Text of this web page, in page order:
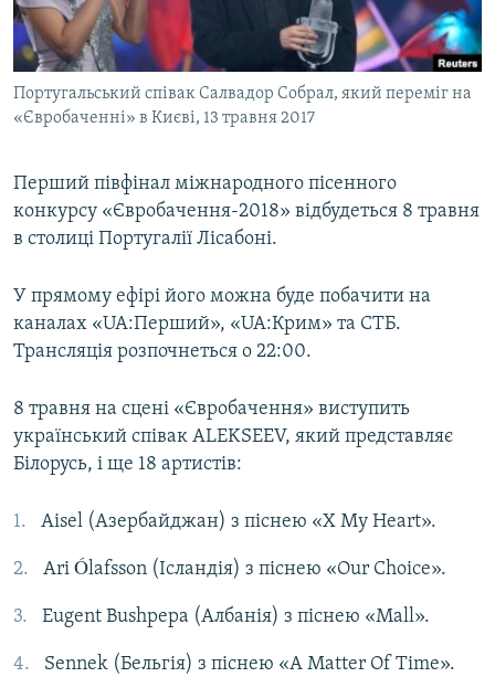
ВІДЕОУРОКИ «ELIFBE»
СВІДЧЕННЯ ОКУПАЦІЇ
УКРАЇНСЬКА ПРОБЛЕМА КРИМУ
Русский
Qırımtatar
Усі сайти RFE/RL
Португальський співак Салвадор Собрал, який переміг на
«Євробаченні» в Києві, 13 травня 2017
Перший півфінал міжнародного пісенного
конкурсу «Євробачення-2018» відбудеться 8 травня
в столиці Португалії Лісабоні.
У прямому ефірі його можна буде побачити на
каналах «UA:Перший», «UA:Крим» та СТБ.
Трансляція розпочнеться о 22:00.
8 травня на сцені «Євробачення» виступить
український співак ALEKSEEV, який представляє
Білорусь, і ще 18 артистів:
Aisel (Азербайджан) з піснею «X My Heart».
Ari Ólafsson (Ісландія) з піснею «Our Choice».
Eugent Bushpepa (Албанія) з піснею «Mall».
Sennek (Бельгія) з піснею «A Matter Of Time».